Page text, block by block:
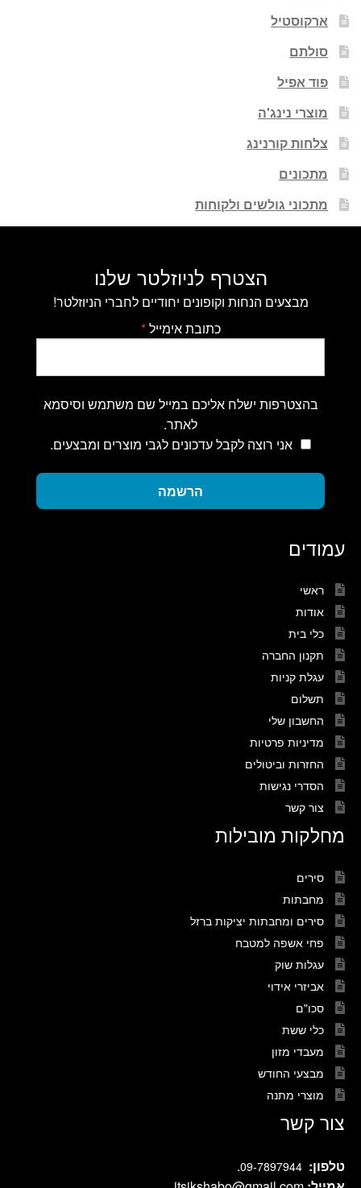
ארקוסטיל
סולתם
פוד אפיל
מוצרי נינג'ה
צלחות קורנינג
מתכונים
מתכוני גולשים ולקוחות
הצטרף לניוזלטר שלנו
מבצעים הנחות וקופונים יחודיים לחברי הניוזלטר!
כתובת אימייל*
בהצטרפות ישלח אליכם במייל שם משתמש וסיסמא
לאתר.
אני רוצה לקבל עדכונים לגבי מוצרים ומבצעים.
הרשמה
עמודים
ראשי
אודות
כלי בית
תקנון החברה
עגלת קניות
תשלום
החשבון שלי
מדיניות פרטיות
החזרות וביטולים
הסדרי נגישות
צור קשר
מחלקות מובילות
סירים
מחבתות
סירים ומחבתות יציקות ברזל
פחי אשפה למטבח
עגלות שוק
אביזרי אידוי
סכו"ם
כלי ששת
מעבדי מזון
מבצעי החודש
מוצרי מתנה
צור קשר
טלפון: 09-7897944
.